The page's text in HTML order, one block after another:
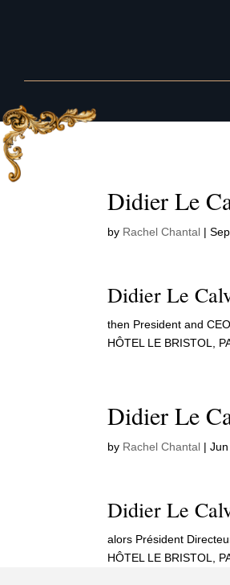
Didier Le
by Rachel Chantal |
Didier Le
then President and CEO
HÔTEL LE BRISTOL,
Didier Le
by Rachel Chantal |
Didier Le
alors Président
HÔTEL LE BRISTOL,